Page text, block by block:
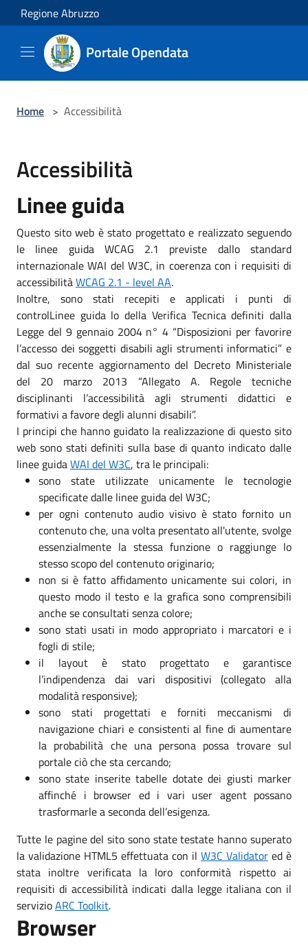
Salta al contenuto principale
Regione Abruzzo
Portale Opendata
Home > Accessibilità
Accessibilità
Linee guida
Questo sito web è stato progettato e realizzato seguendo
le linee guida WCAG 2.1 previste dallo standard
internazionale WAI del W3C, in coerenza con i requisiti di
accessibilitàWCAG 2.1 - level AA.
Inoltre, sono stati recepiti e applicati i punti di
controlLinee guida lo della Verifica Tecnica definiti dalla
Legge del 9 gennaio 2004 n° 4 “Disposizioni per favorire
l’accesso dei soggetti disabili agli strumenti informatici” e
dal suo recente aggiornamento del Decreto Ministeriale
del 20 marzo 2013 “Allegato A. Regole tecniche
disciplinanti l’accessibilità agli strumenti didattici e
formativi a favore degli alunni disabili”.
I principi che hanno guidato la realizzazione di questo sito
web sono stati definiti sulla base di quanto indicato dalle
linee guidaWAI del W3C, tra le principali:
sono state utilizzate unicamente le tecnologie
specificate dalle linee guida del W3C;
per ogni contenuto audio visivo è stato fornito un
contenuto che, una volta presentato all'utente, svolge
essenzialmente la stessa funzione o raggiunge lo
stesso scopo del contenuto originario;
non si è fatto affidamento unicamente sui colori, in
questo modo il testo e la grafica sono comprensibili
anche se consultati senza colore;
sono stati usati in modo appropriato i marcatori e i
fogli di stile;
il layout è stato progettato e garantisce
l’indipendenza dai vari dispositivi (collegato alla
modalità responsive);
sono stati progettati e forniti meccanismi di
navigazione chiari e consistenti al fine di aumentare
la probabilità che una persona possa trovare sul
portale ciò che sta cercando;
sono state inserite tabelle dotate dei giusti marker
affinché i browser ed i vari user agent possano
trasformarle a seconda dell’esigenza.
Tutte le pagine del sito sono state testate hanno superato
la validazione HTML5 effettuata con il W3C Validator ed è
stata inoltre verificata la loro conformità rispetto ai
requisiti di accessibilità indicati dalla legge italiana con il
servizioARC Toolkit.
Browser